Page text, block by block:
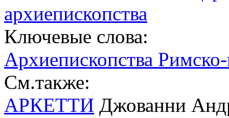
архиепископства
Ключевые слова:
Архиепископства
См.также:
АРКЕТТИ Джованни